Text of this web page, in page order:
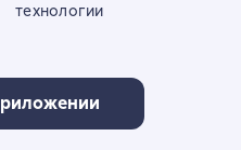
технологии